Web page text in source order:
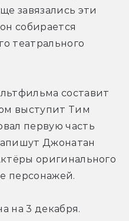
завязались эти
собирается
театрального
составит
выступит Тим
первую часть
Джонатан
оригинального
персонажей.
на 3 декабря.